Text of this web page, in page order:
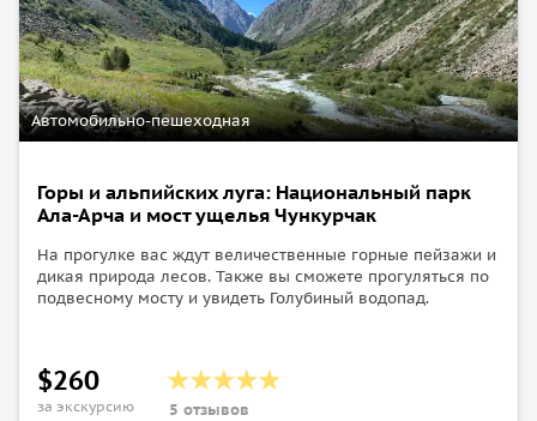
Автомобильно-пешеходная
Горы и альпийских луга: Национальный парк
Ала-Арча и мост ущелья Чункурчак
На прогулке вас ждут величественные горные пейзажи и
дикая природа лесов. Также вы сможете прогуляться по
подвесному мосту и увидеть Голубиный водопад.
$260
за экскурсию 5 отзывов